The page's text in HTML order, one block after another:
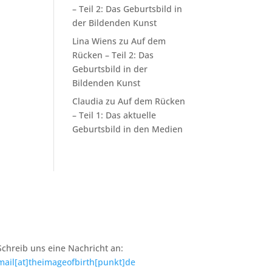
– Teil 2: Das Geburtsbild in
der Bildenden Kunst
Lina Wiens zuAuf dem
Rücken – Teil 2: Das
Geburtsbild in der
Bildenden Kunst
Claudia zuAuf dem Rücken
– Teil 1: Das aktuelle
Geburtsbild in den Medien
uns eine Nachricht an: